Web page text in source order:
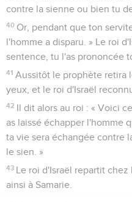
contre la sienne ou bien tu
40 Or, pendant que ton
l'homme a disparu. » Le roi
sentence, tu l'as prononcée
41 Aussitôt le prophète retira
yeux, et le roi d'Israël
42 Il dit alors au roi : « Voici
as laissé échapper l'homme
ta vie sera échangée contre
le sien. »
43 Le roi d'Israël repartit
ainsi à Samarie.